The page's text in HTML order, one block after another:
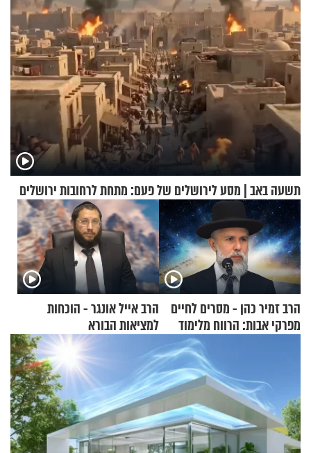
תשעה באב | מסע לירושלים של פעם: מתחת לרחובות ירושלים
הרב זמיר כהן - מסרים לחיים
מפרקי אבות: הרווח מלימוד
הרב אייל אונגר - הוכחות
למציאות הבורא